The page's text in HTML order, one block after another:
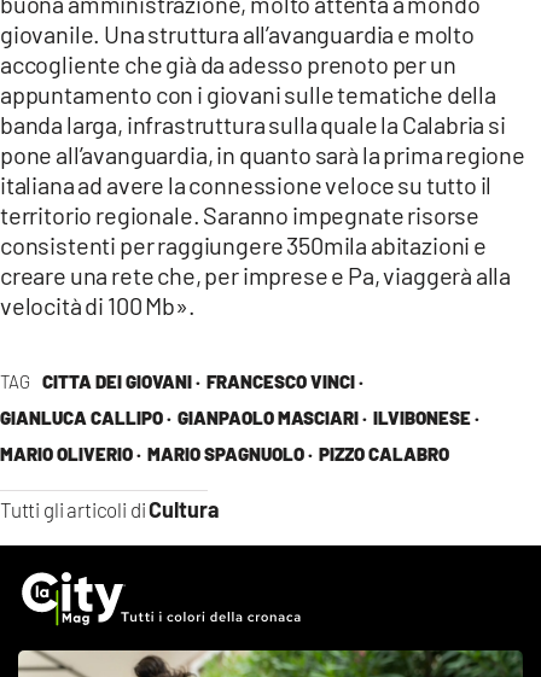
TAG CITTA DEI GIOVANI · FRANCESCO VINCI ·
GIANLUCA CALLIPO · GIANPAOLO MASCIARI · ILVIBONESE ·
MARIO OLIVERIO · MARIO SPAGNUOLO · PIZZO CALABRO
Tutti gli articoli diCultura
giovanile. Una struttura all’avanguardia e molto
accogliente che già da adesso prenoto per un
appuntamento con i giovani sulle tematiche della
banda larga, infrastruttura sulla quale la Calabria si
pone all’avanguardia, in quanto sarà la prima regione
italiana ad avere la connessione veloce su tutto il
territorio regionale. Saranno impegnate risorse
consistenti per raggiungere 350mila abitazioni e
creare una rete che, per imprese e Pa, viaggerà alla
velocità di 100 Mb».